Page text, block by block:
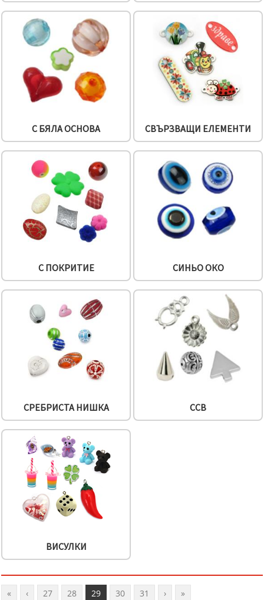
С БЯЛА ОСНОВА СВЪРЗВАЩИ ЕЛЕМЕНТИ
С ПОКРИТИЕ СИНЬО ОКО
СРЕБРИСТА НИШКА CCB
ВИСУЛКИ
« ‹ 27 28 29 30 31 › »